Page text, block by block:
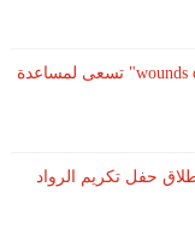
د.مريم بطرس:منظمة "wounds canada" تسعى لمساعدة
حفل تكريم الرواد